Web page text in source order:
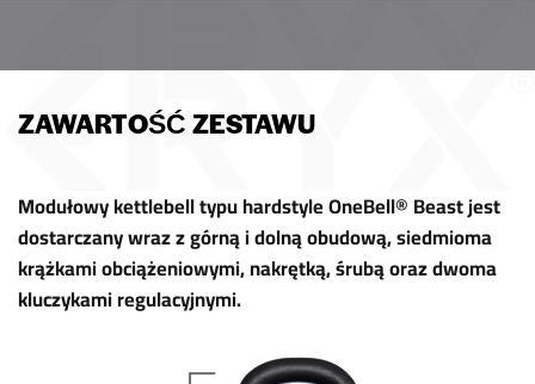
ZAWARTOŚĆ ZESTAWU
Modułowy kettlebell typu hardstyle OneBell® Beast jest
dostarczany wraz z górną i dolną obudową, siedmioma
krążkami obciążeniowymi, nakrętką, śrubą oraz dwoma
kluczykami regulacyjnymi.